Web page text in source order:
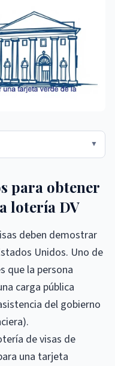
▼
para obtener
lotería DV
deben demostrar
Unidos. Uno de
que la persona
carga pública
del gobierno
de visas de
una tarjeta